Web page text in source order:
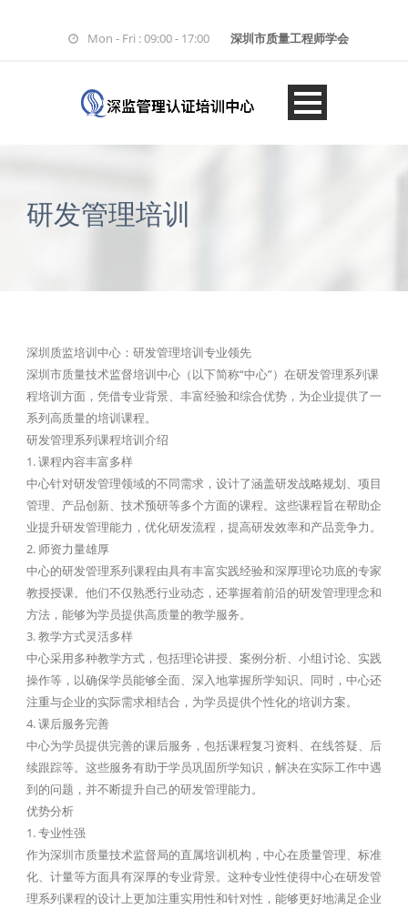
Mon - Fri : 09:00 - 17:00 深圳市质量工程师学会
研发管理培训
深圳质监培训中心：研发管理培训专业领先
深圳市质量技术监督培训中心（以下简称“中心”）在研发管理系列课
程培训方面，凭借专业背景、丰富经验和综合优势，为企业提供了一
系列高质量的培训课程。
研发管理系列课程培训介绍
1. 课程内容丰富多样
中心针对研发管理领域的不同需求，设计了涵盖研发战略规划、项目
管理、产品创新、技术预研等多个方面的课程。这些课程旨在帮助企
业提升研发管理能力，优化研发流程，提高研发效率和产品竞争力。
2. 师资力量雄厚
中心的研发管理系列课程由具有丰富实践经验和深厚理论功底的专家
教授授课。他们不仅熟悉行业动态，还掌握着前沿的研发管理理念和
方法，能够为学员提供高质量的教学服务。
3. 教学方式灵活多样
中心采用多种教学方式，包括理论讲授、案例分析、小组讨论、实践
操作等，以确保学员能够全面、深入地掌握所学知识。同时，中心还
注重与企业的实际需求相结合，为学员提供个性化的培训方案。
4. 课后服务完善
中心为学员提供完善的课后服务，包括课程复习资料、在线答疑、后
续跟踪等。这些服务有助于学员巩固所学知识，解决在实际工作中遇
到的问题，并不断提升自己的研发管理能力。
优势分析
1. 专业性强
作为深圳市质量技术监督局的直属培训机构，中心在质量管理、标准
化、计量等方面具有深厚的专业背景。这种专业性使得中心在研发管
理系列课程的设计上更加注重实用性和针对性，能够更好地满足企业